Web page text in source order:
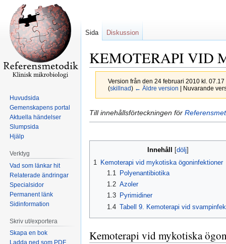
KEMOTERAPI VID
Version från den 24 februari 2010 kl.
(skillnad) ← Äldre version | Nuvarande
Hoppa
till
Hoppa
till
Till innehållsförteckningen för
Innehåll
1
Kemoterapi vid mykotiska ögoninfektioner
1.1
Polyenantibiotika
1.2 Azoler
1.3
Pyrimidiner
1.4 Tabell 9. Kemoterapi vid
Kemoterapi vid mykotiska
Sida Diskussion
Huvudsida
Gemenskapens portal
Aktuella händelser
Slumpsida
Hjälp
Verktyg
Vad som länkar hit
Relaterade ändringar
Specialsidor
Permanent länk
Sidinformation
Skriv ut/exportera
Skapa en bok